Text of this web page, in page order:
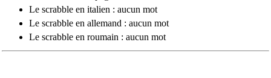
Le scrabble en italien : aucun mot
Le scrabble en allemand : aucun mot
Le scrabble en roumain : aucun mot